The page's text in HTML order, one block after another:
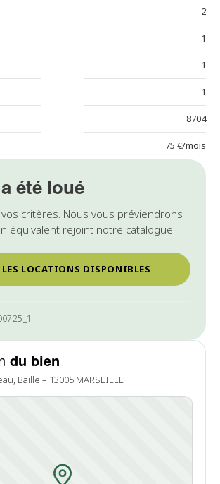
a été loué
critères. Nous vous préviendrons
équivalent rejoint notre catalogue.
LOCATIONS DISPONIBLES
du bien
Baille – 13005 MARSEILLE
2
1
1
1
8704
75 €/mois